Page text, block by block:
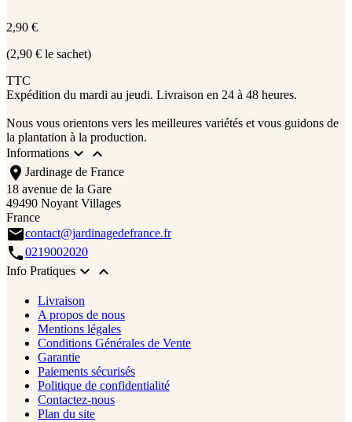
2,90 €
(2,90 € le sachet)
TTC
Expédition du mardi au jeudi. Livraison en 24 à 48 heures.
Nous vous orientons vers les meilleures variétés et vous guidons de
la plantation à la production.
Informations  
location_on Jardinage de France
18 avenue de la Gare
49490 Noyant Villages
France
emailcontact@jardinagedefrance.fr
call0219002020
Info Pratiques  
Livraison
A propos de nous
Mentions légales
Conditions Générales de Vente
Garantie
Paiements sécurisés
Politique de confidentialité
Contactez-nous
Plan du site